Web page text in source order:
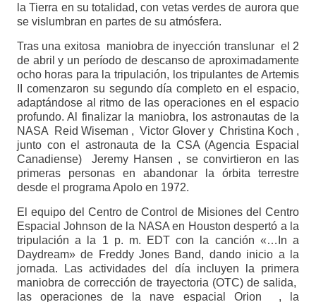
la Tierra en su totalidad, con vetas verdes de aurora que
se vislumbran en partes de su atmósfera.
Tras una exitosa maniobra de inyección translunar el 2
de abril y un período de descanso de aproximadamente
ocho horas para la tripulación, los tripulantes de Artemis
II comenzaron su segundo día completo en el espacio,
adaptándose al ritmo de las operaciones en el espacio
profundo. Al finalizar la maniobra, los astronautas de la
NASA Reid Wiseman , Victor Glover y Christina Koch ,
junto con el astronauta de la CSA (Agencia Espacial
Canadiense) Jeremy Hansen , se convirtieron en las
primeras personas en abandonar la órbita terrestre
desde el programa Apolo en 1972.
El equipo del Centro de Control de Misiones del Centro
Espacial Johnson de la NASA en Houston despertó a la
tripulación a la 1 p. m. EDT con la canción «…In a
Daydream» de Freddy Jones Band, dando inicio a la
jornada. Las actividades del día incluyen la primera
maniobra de corrección de trayectoria (OTC) de salida,
las operaciones de la nave espacial Orion , la